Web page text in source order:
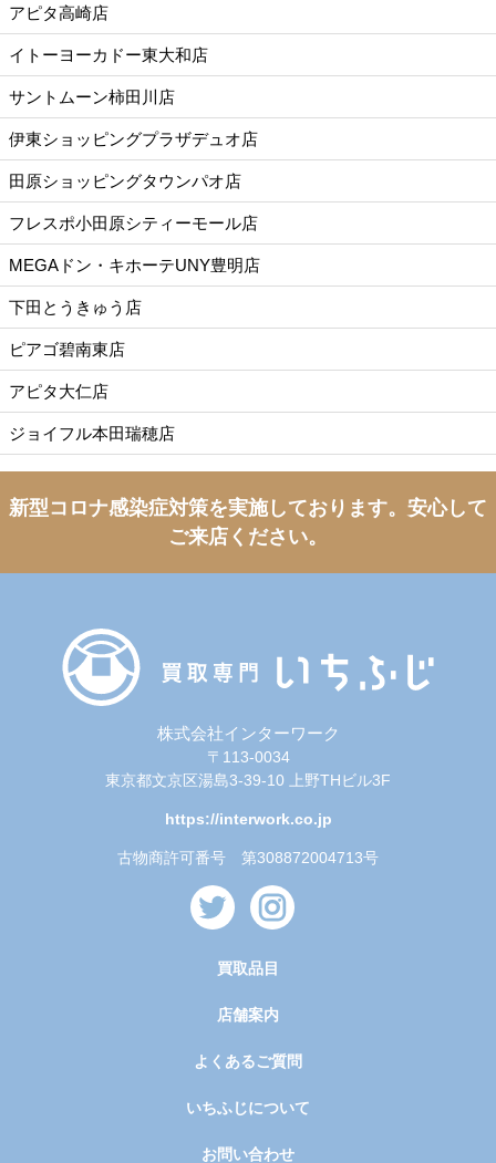
アピタ高崎店
イトーヨーカドー東大和店
サントムーン柿田川店
伊東ショッピングプラザデュオ店
田原ショッピングタウンパオ店
フレスポ小田原シティーモール店
MEGAドン・キホーテUNY豊明店
下田とうきゅう店
ピアゴ碧南東店
アピタ大仁店
ジョイフル本田瑞穂店
新型コロナ感染症対策を実施しております。 安心して
ご来店ください。
株式会社インターワーク
〒113-0034
東京都文京区湯島3-39-10 上野THビル3F
https://interwork.co.jp
古物商許可番号 第308872004713号
買取品目
店舗案内
よくあるご質問
いちふじについて
お問い合わせ